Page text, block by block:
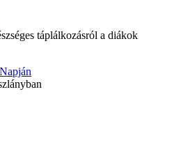
táplálkozásról a diákok